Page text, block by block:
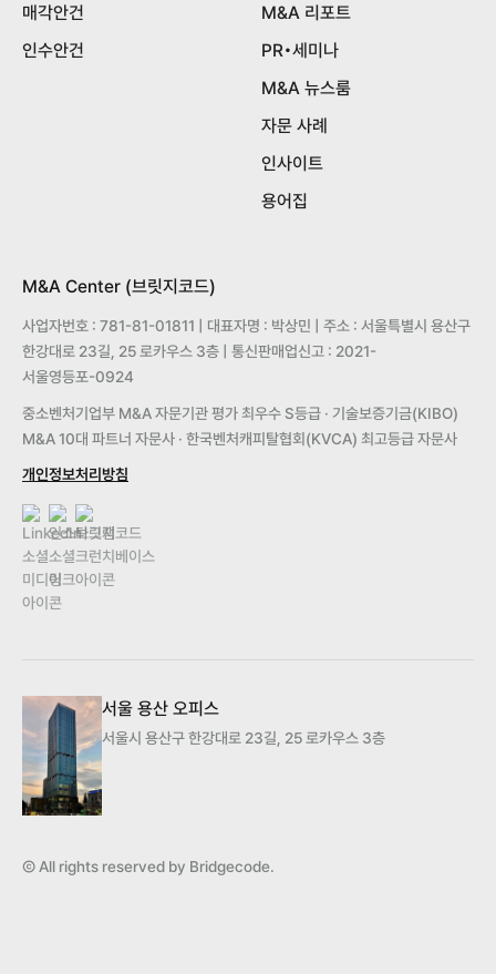
매각안건
인수안건
M&A 리포트
PR•세미나
M&A 뉴스룸
자문 사례
인사이트
용어집
M&A Center (브릿지코드)
사업자번호 : 781-81-01811 | 대표자명 : 박상민 | 주소 : 서울특별시 용산구
한강대로 23길, 25 로카우스 3층 | 통신판매업신고 : 2021-
서울영등포-0924
중소벤처기업부 M&A 자문기관 평가 최우수 S등급 · 기술보증기금(KIBO)
M&A 10대 파트너 자문사 · 한국벤처캐피탈협회(KVCA) 최고등급 자문사
개인정보처리방침
서울 용산 오피스
서울시 용산구 한강대로 23길, 25 로카우스 3층
Ⓒ All rights reserved by Bridgecode.